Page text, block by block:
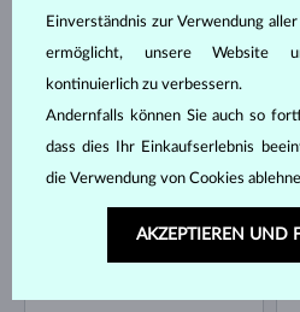
WEISSGOLD
DIAMANT
1 083 €
Einverständnis zur Verwendung
ermöglicht, unsere Website
kontinuierlich zu verbessern.
Andernfalls können Sie auch so
dass dies Ihr Einkaufserlebnis
die Verwendung von Cookies
AKZEPTIEREN UND